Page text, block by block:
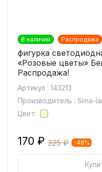
В наличии Распродажа
фигурка
«Розовые цветы»
Распродажа!
Артикул : 143213
Производитель : Sima-
Цвет:
170 ₽ 325 ₽ -48%